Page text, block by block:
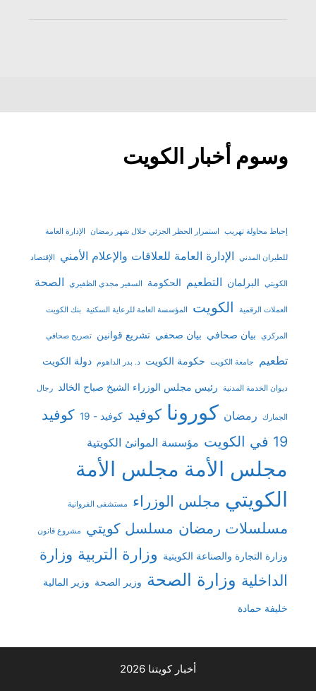
وسوم أخبار الكويت
إحباط محاولة تهريب استمرار الحظر الجزئي خلال شهر رمضان الإدارة العامة
للطيران المدني الإدارة العامة للعلاقات والإعلام الأمني الإقتصاد
الكويتي البرلمان التطعيم الحكومة السفير مجدي الظفيري الصحة
العملات الرقمية الكويت المؤسسة العامة للرعاية السكنية بنك الكويت
المركزي بيان صحافي بيان صحفي تشريع قوانين تصريح صحافي
تطعيم جامعة الكويت حكومة الكويت د. بدر الداهوم دولة الكويت
ديوان الخدمة المدنية رئيس مجلس الوزراء الشيخ صباح الخالد رجال
الجمارك رمضان كورونا كوفيد كوفيد - 19
كوفيد
19 في الكويت
مؤسسة الموانئ الكويتية
مجلس الأمة مجلس الأمة
الكويتي مجلس الوزراء مستشفى الفروانية
مسلسلات رمضان مسلسل كويتي مشروع قانون
وزارة التجارة والصناعة الكويتية وزارة التربية وزارة
الداخلية وزارة الصحة وزير الصحة وزير المالية
خليفة حمادة
أخبار كويتنا 2026